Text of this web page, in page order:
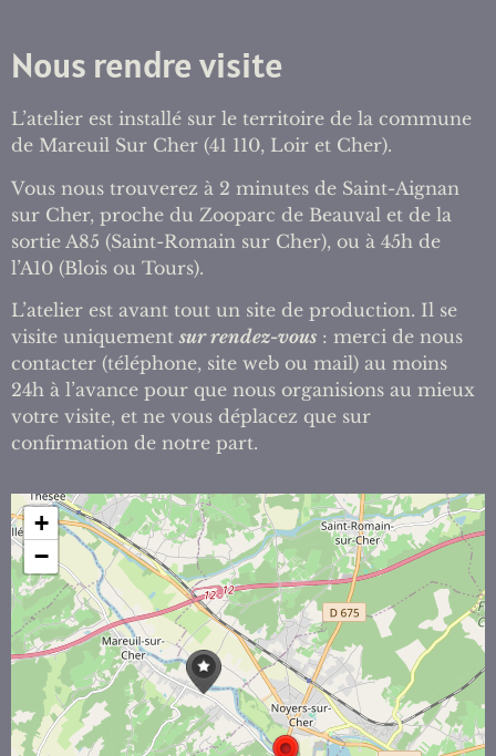
Nous rendre visite
L’atelier est installé sur le territoire de la commune
de Mareuil Sur Cher (41 110, Loir et Cher).
Vous nous trouverez à 2 minutes de Saint-Aignan
sur Cher, proche du Zooparc de Beauval et de la
sortie A85 (Saint-Romain sur Cher), ou à 45h de
l’A10 (Blois ou Tours).
L’atelier est avant tout un site de production. Il se
visite uniquementsur rendez-vous : merci de nous
contacter (téléphone, site web ou mail) au moins
24h à l’avance pour que nous organisions au mieux
votre visite, et ne vous déplacez que sur
confirmation de notre part.
+
−